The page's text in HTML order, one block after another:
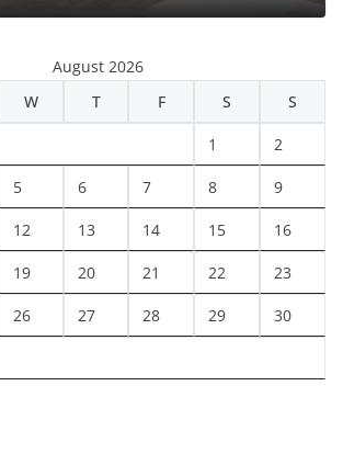
August 2026
W T F S S
1 2
5 6 7 8 9
12 13 14 15 16
19 20 21 22 23
26 27 28 29 30